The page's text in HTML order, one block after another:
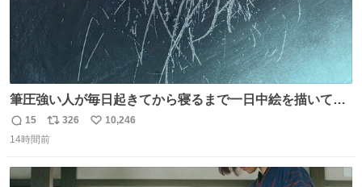
筆圧強い人が毎日起きてから寝るまで一日中絵を描いてる
とこうなる。 異常事態です。
返
信
15
リ
ポ
ト
326
い
数
10,246
14時間前